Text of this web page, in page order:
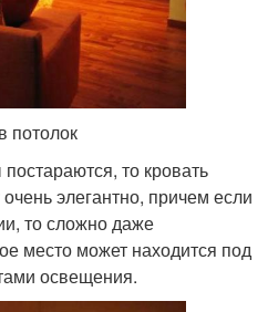
потолок
то кровать
элегантно, причем если
то сложно даже
место может находится под
освещения.